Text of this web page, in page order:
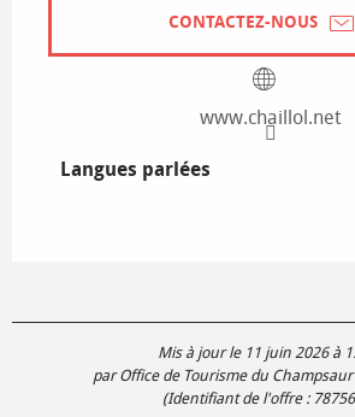
CONTACTEZ-NOUS
www.chaillol.net
Langues parlées
Langues parlées
Mis à jour le 11 juin 2026 à
par Office de Tourisme du
(Identifiant de l'offre :